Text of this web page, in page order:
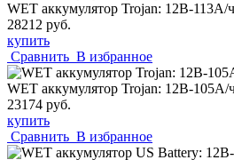
WET аккумулятор Trojan: 12В-113А/
28212 руб.
купить
Сравнить В избранное
WET аккумулятор Trojan: 12В-105А/
23174 руб.
купить
Сравнить В избранное